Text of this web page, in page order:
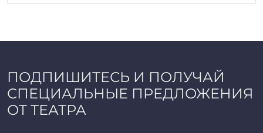
_
m
ПОДПИШИТЕСЬ И ПОЛУЧАЙ
СПЕЦИАЛЬНЫЕ ПРЕДЛОЖЕНИЯ
ОТ ТЕАТРА